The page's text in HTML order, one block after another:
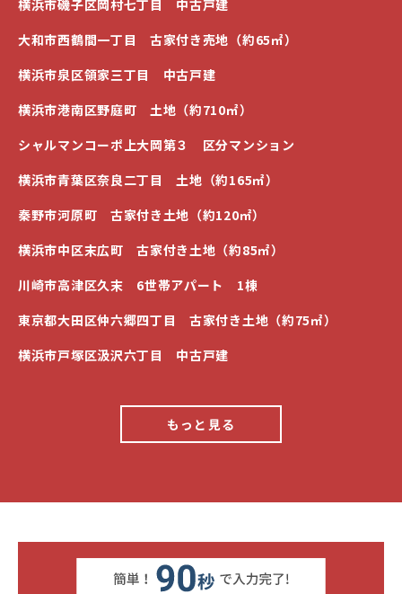
横浜市磯子区岡村七丁目 中古戸建
大和市西鶴間一丁目 古家付き売地（約65㎡）
横浜市泉区領家三丁目 中古戸建
横浜市港南区野庭町 土地（約710㎡）
シャルマンコーポ上大岡第３ 区分マンション
横浜市青葉区奈良二丁目 土地（約165㎡）
秦野市河原町 古家付き土地（約120㎡）
横浜市中区末広町 古家付き土地（約85㎡）
川崎市高津区久末 6世帯アパート 1棟
東京都大田区仲六郷四丁目 古家付き土地（約75㎡）
横浜市戸塚区汲沢六丁目 中古戸建